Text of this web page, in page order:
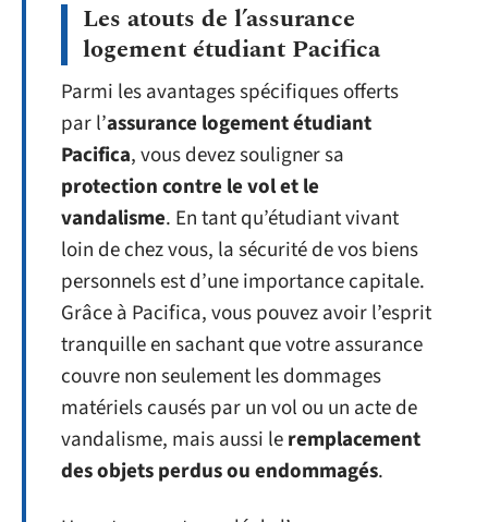
Les atouts de l’assurance
logement étudiant Pacifica
Parmi les avantages spécifiques offerts
par l’assurance logement étudiant
Pacifica, vous devez souligner sa
protection contre le vol et le
vandalisme. En tant qu’étudiant vivant
loin de chez vous, la sécurité de vos biens
personnels est d’une importance capitale.
Grâce à Pacifica, vous pouvez avoir l’esprit
tranquille en sachant que votre assurance
couvre non seulement les dommages
matériels causés par un vol ou un acte de
vandalisme, mais aussi leremplacement
des objets perdus ou endommagés.